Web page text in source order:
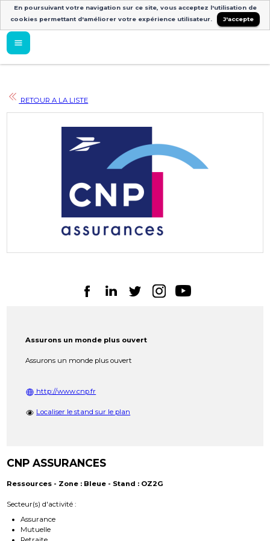
RETOUR A LA LISTE
Assurons un monde plus ouvert
Assurons un monde plus ouvert
http://www.cnp.fr
Localiser le stand sur le plan
CNP ASSURANCES
Ressources - Zone : Bleue - Stand : OZ2G
Secteur(s) d'activité :
Assurance
Mutuelle
En poursuivant votre navigation sur ce site, vous acceptez l'utilisation de
cookies permettant d'améliorer votre expérience utilisateur.
J'accepte